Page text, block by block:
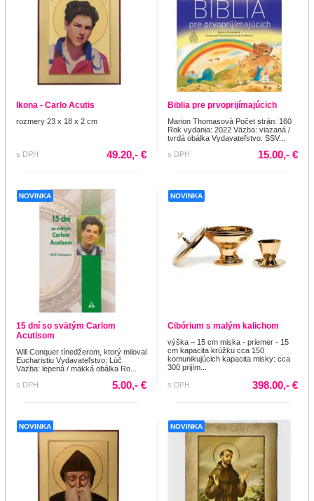
Ikona - Carlo Acutis
rozmery 23 x 18 x 2 cm
s DPH 49.20,- €
Biblia pre prvoprijímajúcich
Marion Thomasová Počet strán: 160
Rok vydania: 2022 Väzba: viazaná /
tvrdá obálka Vydavateľstvo: SSV...
s DPH
15.00,- €
NOVINKA
15 dní so svätým Carlom
Acutisom
Will Conquer tínedžerom, ktorý miloval
Eucharistiu Vydavateľstvo: Lúč
Väzba: lepená / mäkká obálka Ro...
s DPH
5.00,- €
NOVINKA
Cibórium s malým kalichom
výška – 15 cm miska - priemer - 15
cm kapacita krúžku cca 150
komunikujúcich kapacita misky: cca
300 prijím...
s DPH 398.00,- €
NOVINKA NOVINKA